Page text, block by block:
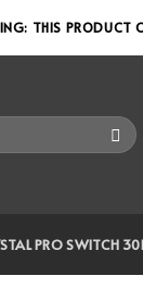
THIS PRODUCT
PRO SWITCH